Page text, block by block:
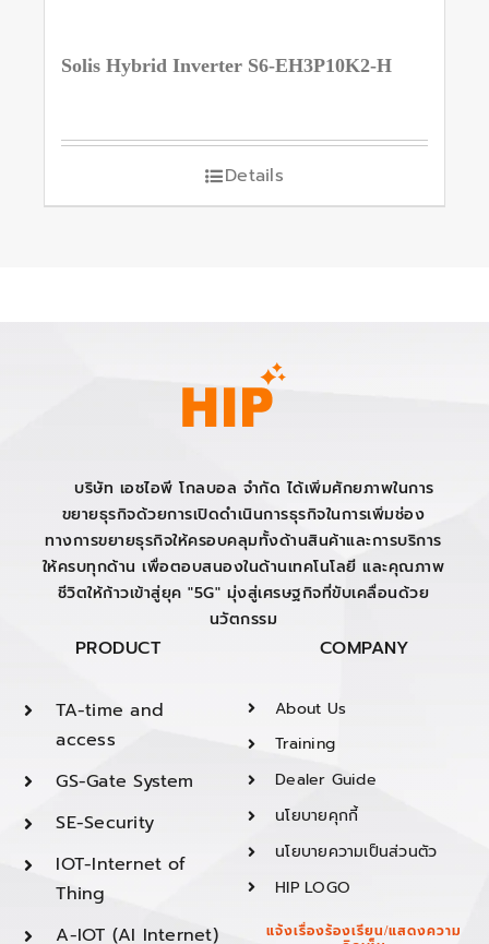
Solis Hybrid Inverter S6-EH3P10K2-H
Details
บริษัท เอชไอพี โกลบอล จำกัด ได้เพิ่มศักยภาพในการ
ขยายธุรกิจด้วยการเปิดดำเนินการธุรกิจในการเพิ่มช่อง
ทางการขยายธุรกิจให้ครอบคลุมทั้งด้านสินค้าและการบริการ
ให้ครบทุกด้าน เพื่อตอบสนองในด้านเทคโนโลยี และคุณภาพ
ชีวิตให้ก้าวเข้าสู่ยุค "5G" มุ่งสู่เศรษฐกิจที่ขับเคลื่อนด้วย
นวัตกรรม
PRODUCT
TA-time and
access
GS-Gate System
SE-Security
IOT-Internet of
Thing
A-IOT (AI Internet)
COMPANY
About Us
Training
Dealer Guide
นโยบายคุกกี้
นโยบายความเป็นส่วนตัว
HIP LOGO
แจ้งเรื่องร้องเรียน/แสดงความ